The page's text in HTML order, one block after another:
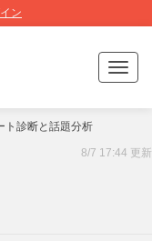
ン
T
o
g
e
ト診断と話題分析
8/7 17:44 更新